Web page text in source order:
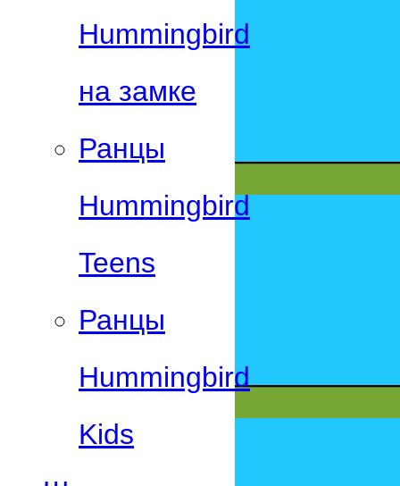
Hummingbird
на замке
Ранцы
Hummingbird
Teens
Ранцы
Hummingbird
Kids